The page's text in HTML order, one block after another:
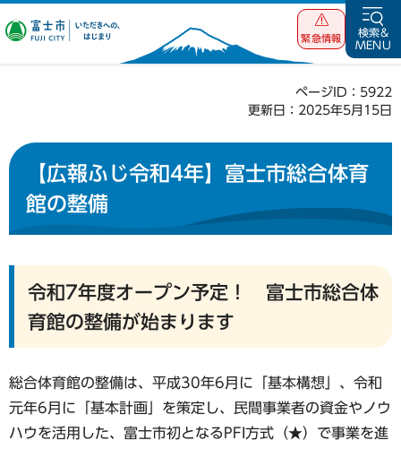
富士市 いただ
緊急情報
検索&
MENU
ページID：5922
更新日：2025年5月15日
【広報ふじ令和4年】富士市総合体育
館の整備
令和7年度オープン予定！ 富士市総合体
育館の整備が始まります
総合体育館の整備は、平成30年6月に「基本構想」、令和
元年6月に「基本計画」を策定し、民間事業者の資金やノウ
ハウを活用した、富士市初となるPFI方式（★）で事業を進